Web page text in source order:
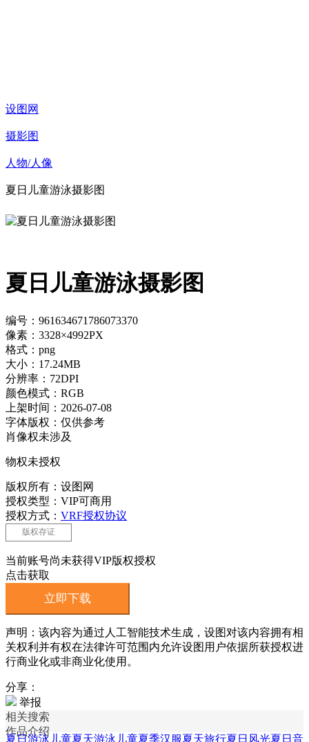
设图网
摄影图
人物/人像
夏日儿童游泳摄影图
夏日儿童游泳摄影图
编号：961634671786073370
像素：3328×4992PX
格式：png
大小：17.24MB
分辨率：72DPI
颜色模式：RGB
上架时间：2026-07-08
字体版权：仅供参考
肖像权未涉及
物权未授权
版权所有：设图网
授权类型：VIP可商用
授权方式： VRF授权协议
版权存证
当前账号尚未获得VIP版权授权
点击获取
立即下载
声明：该内容为通过人工智能技术生成，设图对该内容拥有相
关权利并有权在法律许可范围内允许设图用户依据所获授权进
行商业化或非商业化使用。
分享：
举报
相关搜索
作品介绍
夏日游泳儿童夏天游泳儿童夏季汉服夏天旅行夏日风光夏日音